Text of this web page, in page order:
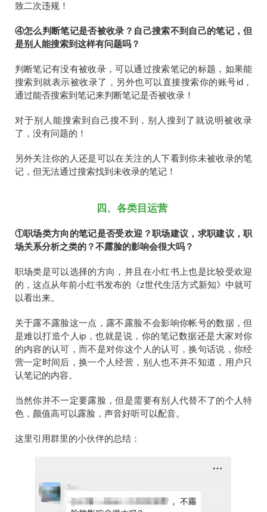
致二次违规！
④怎么判断笔记是否被收录？自己搜索不到自己的笔记，但
是别人能搜索到这样有问题吗？
判断笔记有没有被收录，可以通过搜索笔记的标题，如果能
搜索到就表示被收录了，另外也可以直接搜索你的账号id，
通过能否搜索到笔记来判断笔记是否被收录！
对于别人能搜索到自己搜不到，别人搜到了就说明被收录
了，没有问题的！
另外关注你的人还是可以在关注的人下看到你未被收录的笔
记，但无法通过搜索找到未收录的笔记！
四、各类目运营
①职场类方向的笔记是否受欢迎？职场建议，求职建议，职
场关系分析之类的？不露脸的影响会很大吗？
职场类是可以选择的方向，并且在小红书上也是比较受欢迎
的，这点从年前小红书发布的《z世代生活方式新知》中就可
以看出来。
关于露不露脸这一点，露不露脸不会影响你帐号的数据，但
是难以打造个人ip，也就是说，你的笔记数据还是大家对你
的内容的认可，而不是对你这个人的认可，换句话说，你经
营一定时间后，换一个人经营，别人也不并不知道，用户只
认笔记的内容。
当然你并不一定要露脸，但是需要有别人代替不了的个人特
色，颜值高可以露脸，声音好听可以配音。
这里引用群里的小伙伴的总结：